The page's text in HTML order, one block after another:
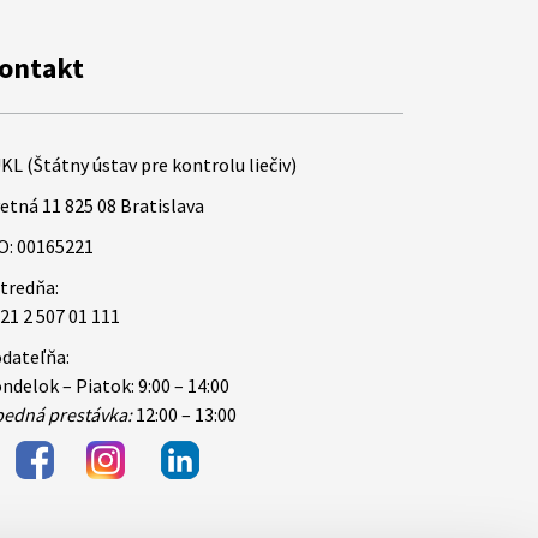
(Štátny ústav pre kontrolu liečiv)
11 825 08 Bratislava
00165221
2 507 01 111
– Piatok: 9:00 – 14:00
prestávka:12:00 – 13:00